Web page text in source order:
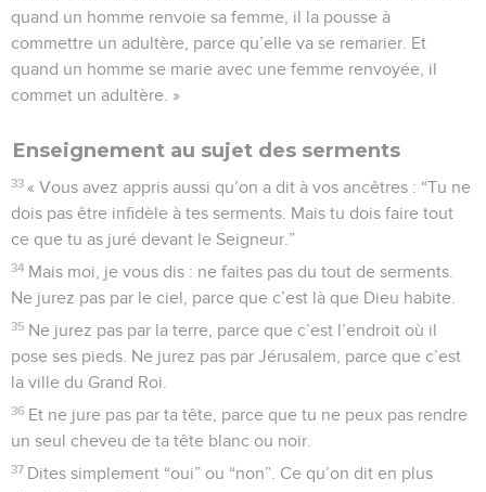
quand un homme renvoie sa femme, il la pousse à
commettre un adultère, parce qu’elle va se remarier. Et
quand un homme se marie avec une femme renvoyée, il
commet un adultère. »
Enseignement au sujet des serments
33 « Vous avez appris aussi qu’on a dit à vos ancêtres : “Tu ne
dois pas être infidèle à tes serments. Mais tu dois faire tout
ce que tu as juré devant le Seigneur.”
34 Mais moi, je vous dis : ne faites pas du tout de serments.
Ne jurez pas par le ciel, parce que c’est là que Dieu habite.
35 Ne jurez pas par la terre, parce que c’est l’endroit où il
pose ses pieds. Ne jurez pas par Jérusalem, parce que c’est
la ville du Grand Roi.
36 Et ne jure pas par ta tête, parce que tu ne peux pas rendre
un seul cheveu de ta tête blanc ou noir.
37 Dites simplement “oui” ou “non”. Ce qu’on dit en plus